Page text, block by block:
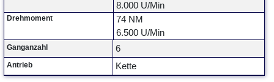
8.000 U/Min
Drehmoment
74 NM
6.500 U/Min
Ganganzahl 6
Antrieb Kette